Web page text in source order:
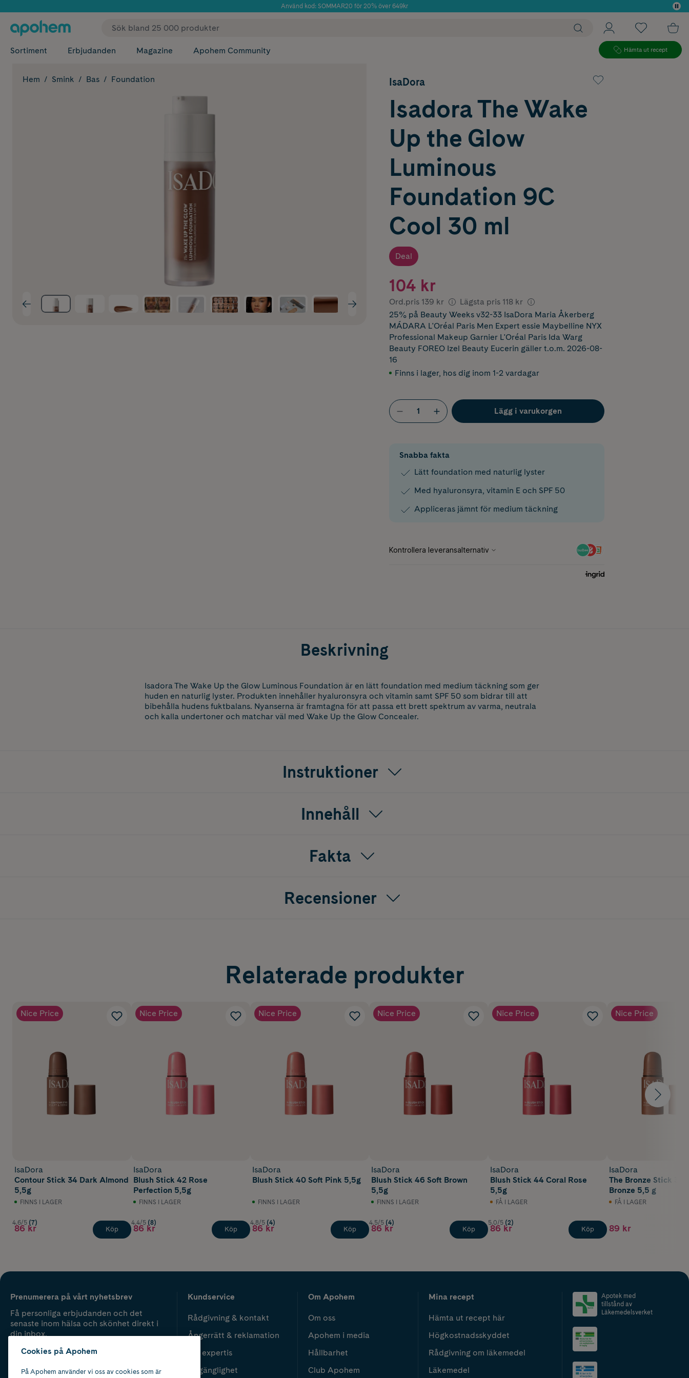
Använd kod: SOMMAR20 för 20% över 649kr
✓ Fri frakt
Sortiment Erbjudanden Magazine Apohem Community Hämta ut recept
Hem Smink Bas Foundation IsaDora
Isadora The Wake
Up the Glow
Luminous
Foundation 9C
Cool 30 ml
Deal
104 kr
Ord.pris 139 kr Lägsta pris 118 kr
25% på Beauty Weeks v32-33 IsaDora Maria Åkerberg
MÁDARA L'Oréal Paris Men Expert essie Maybelline NYX
Professional Makeup Garnier L'Oréal Paris Ida Warg
Beauty FOREO Izel Beauty Eucerin gäller t.o.m. 2026-08-
16
Finns i lager, hos dig inom 1-2 vardagar
Lägg i varukorgen
Snabba fakta
Lätt foundation med naturlig lyster
Med hyaluronsyra, vitamin E och SPF 50
Appliceras jämnt för medium täckning
Beskrivning
Isadora The Wake Up the Glow Luminous Foundation är en lätt foundation med medium täckning som ger
huden en naturlig lyster. Produkten innehåller hyaluronsyra och vitamin samt SPF 50 som bidrar till att
bibehålla hudens fuktbalans. Nyanserna är framtagna för att passa ett brett spektrum av varma, neutrala
och kalla undertoner och matchar väl med Wake Up the Glow Concealer.
Instruktioner
Innehåll
Fakta
Recensioner
Relaterade produkter
Nice Price
IsaDora
Contour Stick 34 Dark Almond
5,5g
FINNS I LAGER
4.6/5 (7)
86 kr Köp
Nice Price
IsaDora
Blush Stick 42 Rose
Perfection 5,5g
FINNS I LAGER
4.4/5 (8)
86 kr Köp
Nice Price
IsaDora
Blush Stick 40 Soft Pink 5,5g
FINNS I LAGER
4.8/5 (4)
86 kr Köp
Nice Price
IsaDora
Blush Stick 46 Soft Brown
5,5g
FINNS I LAGER
4.5/5 (4)
86 kr Köp
Nice Price
IsaDora
Blush Stick 44 Coral Rose
5,5g
FÅ I LAGER
5.0/5 (2)
86 kr Köp
Nice Price
IsaDora
The Bronze Stick 35
Bronze 5,5 g
FÅ I LAGER
89 kr
Prenumerera på vårt nyhetsbrev
Få personliga erbjudanden och det
senaste inom hälsa och skönhet direkt i
din inbox.
Kundservice
Rådgivning & kontakt
Ångerrätt & reklamation
Vår expertis
Tillgänglighet
Om Apohem
Om oss
Apohem i media
Hållbarhet
Club Apohem
Mina recept
Hämta ut recept här
Högkostnadsskyddet
Rådgivning om läkemedel
Läkemedel
Apotek med
tillstånd av
Läkemedelsverket
Cookies på Apohem
På Apohem använder vi oss av cookies som är